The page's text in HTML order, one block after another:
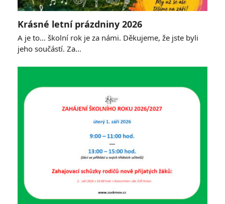
Krásné letní prázdniny 2026
A je to… školní rok je za námi. Děkujeme, že jste byli
jeho součástí. Za…